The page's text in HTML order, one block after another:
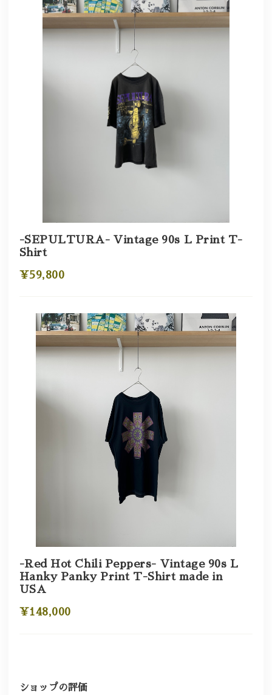
-SEPULTURA- Vintage 90s L Print T-
Shirt
¥59,800
-Red Hot Chili Peppers- Vintage 90s L
Hanky Panky Print T-Shirt made in
USA
¥148,000
ショップの評価